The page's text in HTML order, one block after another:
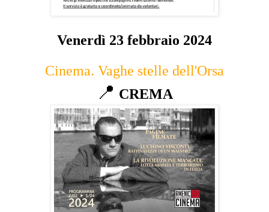
Venerdì 23 febbraio 2024
Cinema. Vaghe stelle dell'Orsa
📍 CREMA